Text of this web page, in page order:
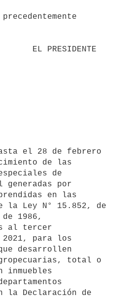
de las
de
generadas por
en las
la Ley N° 15.852, de
1986,
al tercer
para los
desarrollen
total o
inmuebles
la Declaración de